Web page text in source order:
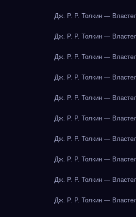
Дж. Р. Р. Толкин —
Дж. Р. Р. Толкин —
Дж. Р. Р. Толкин —
Дж. Р. Р. Толкин —
Дж. Р. Р. Толкин —
Дж. Р. Р. Толкин —
Дж. Р. Р. Толкин —
Дж. Р. Р. Толкин —
Дж. Р. Р. Толкин —
Дж. Р. Р. Толкин —